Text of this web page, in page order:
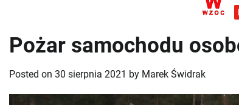
Pożar samochodu
Posted on 30 sierpnia 2021 by Marek Świdrak